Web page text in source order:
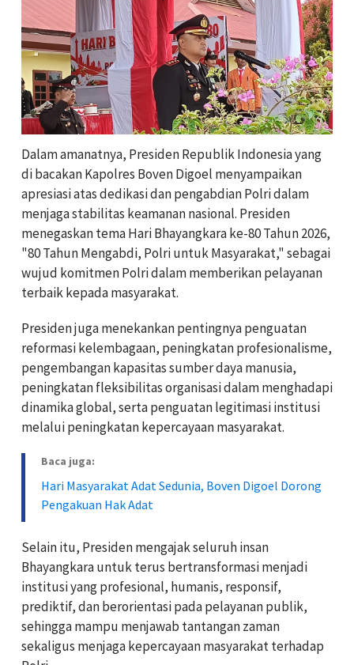
Dalam amanatnya, Presiden Republik Indonesia yang
di bacakan Kapolres Boven Digoel menyampaikan
apresiasi atas dedikasi dan pengabdian Polri dalam
menjaga stabilitas keamanan nasional. Presiden
menegaskan tema Hari Bhayangkara ke-80 Tahun 2026,
"80 Tahun Mengabdi, Polri untuk Masyarakat," sebagai
wujud komitmen Polri dalam memberikan pelayanan
terbaik kepada masyarakat.
Presiden juga menekankan pentingnya penguatan
reformasi kelembagaan, peningkatan profesionalisme,
pengembangan kapasitas sumber daya manusia,
peningkatan fleksibilitas organisasi dalam menghadapi
dinamika global, serta penguatan legitimasi institusi
melalui peningkatan kepercayaan masyarakat.
Baca juga:
Hari Masyarakat Adat Sedunia, Boven Digoel Dorong
Pengakuan Hak Adat
Selain itu, Presiden mengajak seluruh insan
Bhayangkara untuk terus bertransformasi menjadi
institusi yang profesional, humanis, responsif,
prediktif, dan berorientasi pada pelayanan publik,
sehingga mampu menjawab tantangan zaman
sekaligus menjaga kepercayaan masyarakat terhadap